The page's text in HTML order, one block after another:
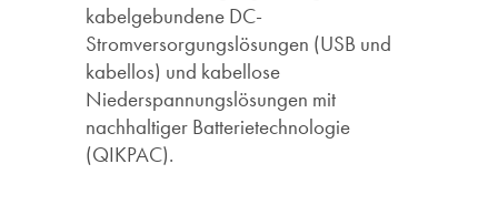
kabelgebundene DC-
Stromversorgungslösungen (USB und
kabellos) und kabellose
Niederspannungslösungen mit
nachhaltiger Batterietechnologie
(QIKPAC).